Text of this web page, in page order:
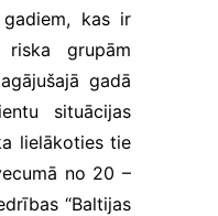
kas ir
grupām
gadā
situācijas
lielākoties tie
no 20 –
“Baltijas